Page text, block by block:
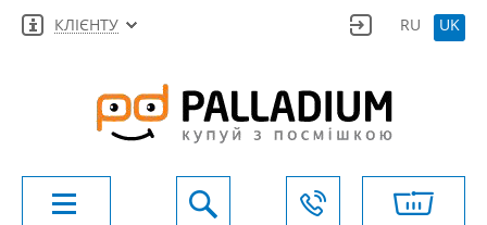
КЛІЄНТУ RU UK